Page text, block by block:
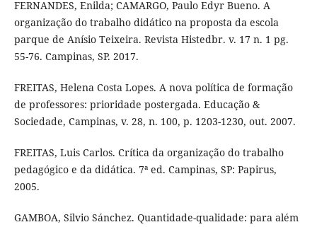
FERNANDES, Enilda; CAMARGO, Paulo Edyr Bueno. A
organização do trabalho didático na proposta da escola
parque de Anísio Teixeira. Revista Histedbr. v. 17 n. 1 pg.
55-76. Campinas, SP. 2017.
FREITAS, Helena Costa Lopes. A nova política de formação
de professores: prioridade postergada. Educação &
Sociedade, Campinas, v. 28, n. 100, p. 1203-1230, out. 2007.
FREITAS, Luis Carlos. Crítica da organização do trabalho
pedagógico e da didática. 7ª ed. Campinas, SP: Papirus,
2005.
GAMBOA, Silvio Sánchez. Quantidade-qualidade: para além